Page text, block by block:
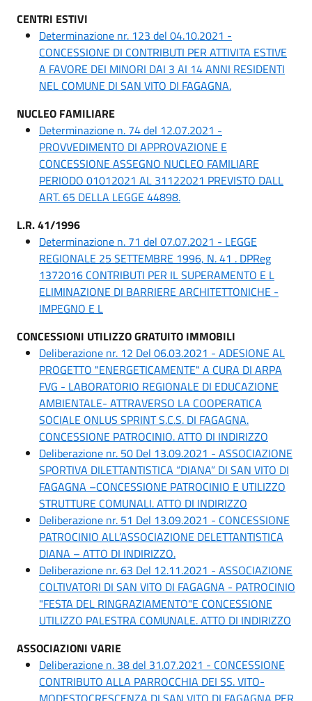
CENTRI ESTIVI
Determinazione nr. 123 del 04.10.2021 -
CONCESSIONE DI CONTRIBUTI PER ATTIVITA ESTIVE
A FAVORE DEI MINORI DAI 3 AI 14 ANNI RESIDENTI
NEL COMUNE DI SAN VITO DI FAGAGNA.
NUCLEO FAMILIARE
Determinazione n. 74 del 12.07.2021 -
PROVVEDIMENTO DI APPROVAZIONE E
CONCESSIONE ASSEGNO NUCLEO FAMILIARE
PERIODO 01012021 AL 31122021 PREVISTO DALL
ART. 65 DELLA LEGGE 44898.
L.R. 41/1996
Determinazione n. 71 del 07.07.2021 - LEGGE
REGIONALE 25 SETTEMBRE 1996, N. 41 . DPReg
1372016 CONTRIBUTI PER IL SUPERAMENTO E L
ELIMINAZIONE DI BARRIERE ARCHITETTONICHE -
IMPEGNO E L
CONCESSIONI UTILIZZO GRATUITO IMMOBILI
Deliberazione nr. 12 Del 06.03.2021 - ADESIONE AL
PROGETTO "ENERGETICAMENTE" A CURA DI ARPA
FVG - LABORATORIO REGIONALE DI EDUCAZIONE
AMBIENTALE- ATTRAVERSO LA COOPERATICA
SOCIALE ONLUS SPRINT S.C.S. DI FAGAGNA.
CONCESSIONE PATROCINIO. ATTO DI INDIRIZZO
Deliberazione nr. 50 Del 13.09.2021 - ASSOCIAZIONE
SPORTIVA DILETTANTISTICA “DIANA” DI SAN VITO DI
FAGAGNA –CONCESSIONE PATROCINIO E UTILIZZO
STRUTTURE COMUNALI. ATTO DI INDIRIZZO
Deliberazione nr. 51 Del 13.09.2021 - CONCESSIONE
PATROCINIO ALL’ASSOCIAZIONE DELETTANTISTICA
DIANA – ATTO DI INDIRIZZO.
Deliberazione nr. 63 Del 12.11.2021 - ASSOCIAZIONE
COLTIVATORI DI SAN VITO DI FAGAGNA - PATROCINIO
"FESTA DEL RINGRAZIAMENTO"E CONCESSIONE
UTILIZZO PALESTRA COMUNALE. ATTO DI INDIRIZZO
ASSOCIAZIONI VARIE
Deliberazione n. 38 del 31.07.2021 - CONCESSIONE
CONTRIBUTO ALLA PARROCCHIA DEI SS. VITO-